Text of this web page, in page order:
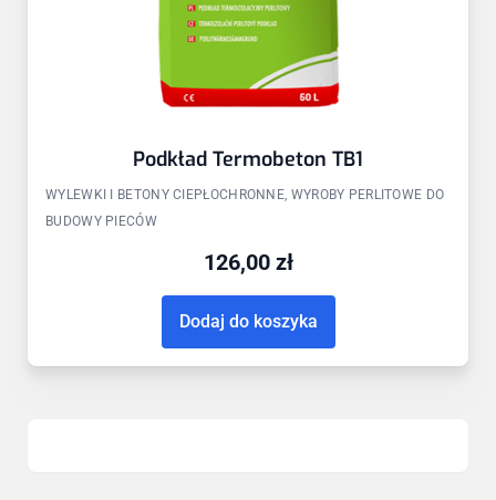
Podkład Termobeton TB1
WYLEWKI I BETONY CIEPŁOCHRONNE, WYROBY PERLITOWE DO
BUDOWY PIECÓW
126,00 zł
Dodaj do koszyka